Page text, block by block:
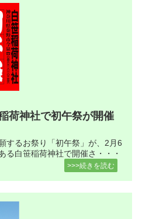
荷神社で初午祭が開催
するお祭り「初午祭」が、2月6
る白笹稲荷神社で開催さ・・・
>>>続きを読む